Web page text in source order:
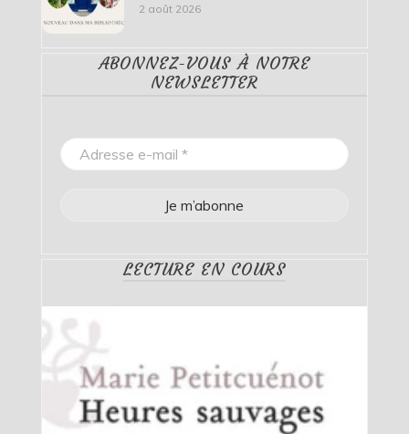
2 août 2026
ABONNEZ-VOUS À NOTRE
NEWSLETTER
LECTURE EN COURS